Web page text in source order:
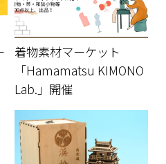
着物素材マーケット
「Hamamatsu KIMONO
Lab.」開催